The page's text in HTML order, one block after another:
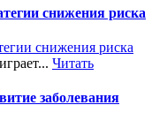
снижения риска
Читать
заболевания